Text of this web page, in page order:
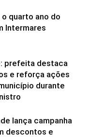
quarto ano do
Intermares
prefeita destaca
e reforça ações
durante
lança campanha
descontos e